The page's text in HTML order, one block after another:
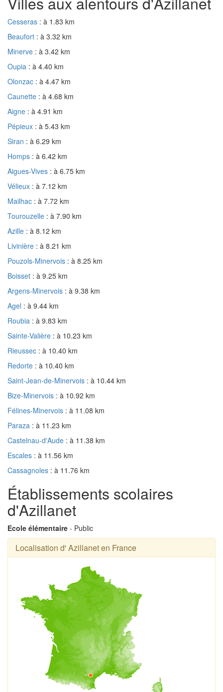
Cesseras : à 1.83 km
Beaufort : à 3.32 km
Minerve : à 3.42 km
Oupia : à 4.40 km
Olonzac : à 4.47 km
Caunette : à 4.68 km
Aigne : à 4.91 km
Pépieux : à 5.43 km
Siran : à 6.29 km
Homps : à 6.42 km
Aigues-Vives : à 6.75 km
Vélieux : à 7.12 km
Mailhac : à 7.72 km
Tourouzelle : à 7.90 km
Azille : à 8.12 km
Livinière : à 8.21 km
Pouzols-Minervois : à 8.25 km
Boisset : à 9.25 km
Argens-Minervois : à 9.38 km
Agel : à 9.44 km
Roubia : à 9.83 km
Sainte-Valière : à 10.23 km
Rieussec : à 10.40 km
Redorte : à 10.40 km
Saint-Jean-de-Minervois : à 10.44 km
Bize-Minervois : à 10.92 km
Félines-Minervois : à 11.08 km
Paraza : à 11.23 km
Castelnau-d'Aude : à 11.38 km
Escales : à 11.56 km
Cassagnoles : à 11.76 km
Établissements scolaires
d'Azillanet
Ecole élémentaire - Public
Localisation d' Azillanet en France